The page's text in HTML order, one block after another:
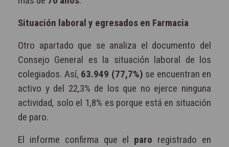
Situación laboral y egresados en Farmacia
Otro apartado que se analiza el documento del
Consejo General es la situación laboral de los
colegiados. Así, 63.949 (77,7%) se encuentran en
activo y del 22,3% de los que no ejerce ninguna
actividad, solo el 1,8% es porque está en situación
de paro.
El informe confirma que el paro registrado en